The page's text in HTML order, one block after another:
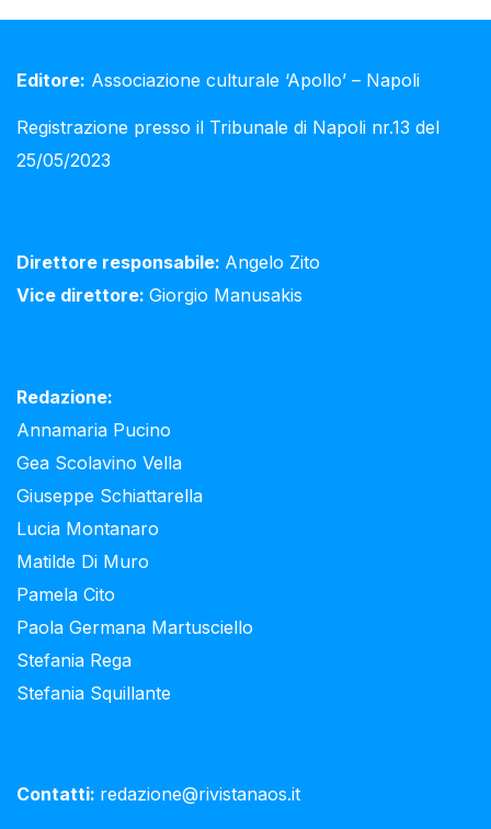
Editore: Associazione culturale ‘Apollo’ – Napoli
Registrazione presso il Tribunale di Napoli nr.13 del
25/05/2023
Direttore responsabile: Angelo Zito
Vice direttore: Giorgio Manusakis
Redazione:
Annamaria Pucino
Gea Scolavino Vella
Giuseppe Schiattarella
Lucia Montanaro
Matilde Di Muro
Pamela Cito
Paola Germana Martusciello
Stefania Rega
Stefania Squillante
Contatti: redazione@rivistanaos.it